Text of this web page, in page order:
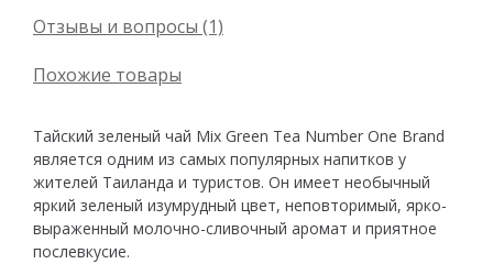
Отзывы и вопросы (1)
Похожие товары
Тайский зеленый чай Mix Green Tea Number One Brand
является одним из самых популярных напитков у
жителей Таиланда и туристов. Он имеет необычный
яркий зеленый изумрудный цвет, неповторимый, ярко-
выраженный молочно-сливочный аромат и приятное
послевкусие.